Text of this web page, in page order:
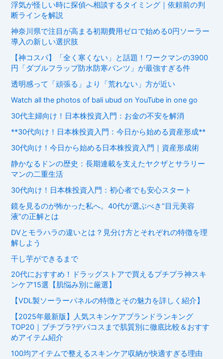
浮気が怪しい時に探偵へ相談するタイミング｜依頼前の判
断ラインを解説
神奈川県で注目が高まる初期費用ゼロで始める0円ソーラー
導入の新しい選択肢
【神コスパ】「全く寒くない」と話題！ワークマンの3900
円「ダブルフラップ防水防寒パンツ」が最強すぎる件
透明感って「頑張る」より「荒れない」方が近い
Watch all the photos of bali ubud on YouTube in one go
30代主婦向け！日本株投資入門：お金の不安を解消
**30代向け！日本株投資入門：今日から始める資産形成**
30代向け！今日から始める日本株投資入門｜資産形成術
静かなるドンの歴史：長期連載を支えたヤクザとサラリー
マンの二重生活
30代向け！日本株投資入門：初心者でも安心スタート
鏡を見るのが怖かった私へ。40代が選ぶべき“目元美容
液”の正解とは
DVとモラハラの違いとは？見分け方とそれぞれの特徴を理
解しよう
干し芋ができるまで
20代におすすめ！ドラッグストアで買えるプチプラ神スキ
ンケア15選【肌悩み別に厳選】
【VDL製ソーラーパネルの特徴とその魅力を詳しく紹介】
【2025年最新版】人気スキンケアブランドランキング
TOP20｜プチプラ?デパコスまで肌質別に徹底比較＆おすす
めアイテム紹介
100均アイテムで整えるスキンケア収納が快適すぎる理由